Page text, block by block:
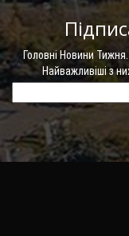
Головні Новини
Найважливіші з